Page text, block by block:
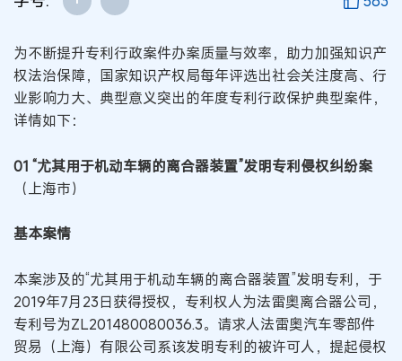
为不断提升专利行政案件办案质量与效率，助力加强知识产
权法治保障，国家知识产权局每年评选出社会关注度高、行
业影响力大、典型意义突出的年度专利行政保护典型案件，
详情如下：
01 “尤其用于机动车辆的离合器装置”发明专利侵权纠纷案
（上海市）
基本案情
本案涉及的“尤其用于机动车辆的离合器装置”发明专利，于
2019年7月23日获得授权，专利权人为法雷奥离合器公司，
专利号为ZL201480080036.3。请求人法雷奥汽车零部件
贸易（上海）有限公司系该发明专利的被许可人，提起侵权